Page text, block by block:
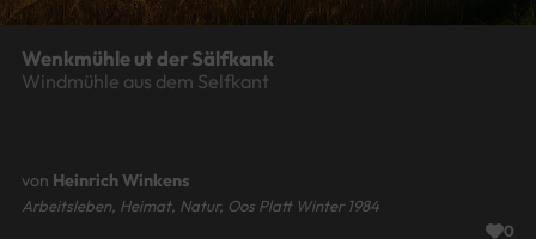
Wenkmühle ut der Sälfkank
Windmühle aus dem Selfkant
von Heinrich Winkens
Arbeitsleben, Heimat, Natur, Oos Platt Winter 1984
0